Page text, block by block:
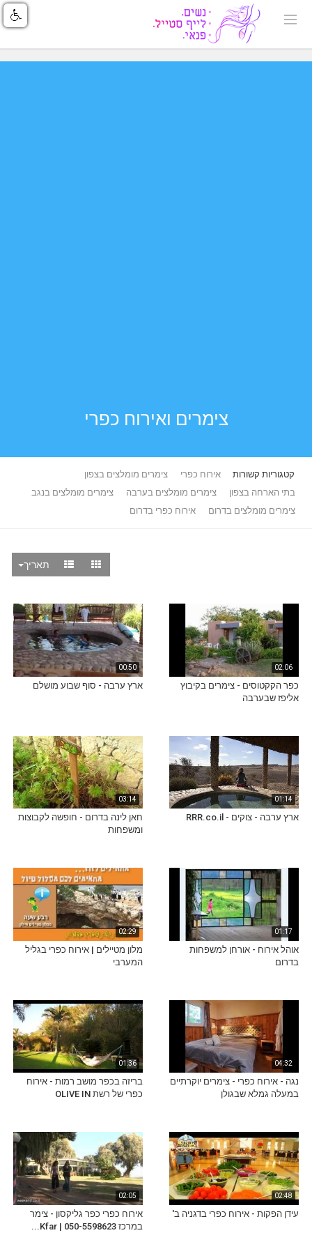
צימרים ואירוח כפרי
קטגוריות קשורות אירוח כפרי
צימרים מומלצים בצפון
בתי הארחה בצפון
צימרים מומלצים בערבה
צימרים מומלצים בנגב
צימרים מומלצים בדרום
אירוח כפרי בדרום
תאריך
02:06
כפר הקקטוסים - צימרים בקיבוץ
אליפז שבערבה
00:50
ארץ ערבה - סוף שבוע מושלם
01:14
ארץ ערבה - צוקים - RRR.co.il
03:14
חאן לינה בדרום - חופשה לקבוצות
ומשפחות
01:17
אוהל אירוח - אורחן למשפחות
בדרום
02:29
מלון מטיילים | אירוח כפרי בגליל
המערבי
04:32
נגה - אירוח כפרי - צימרים יוקרתיים
במעלה גמלא שבגולן
01:36
בריזה בכפר מושב רמות - אירוח
כפרי של רשת OLIVE IN
02:48
עידן הפקות - אירוח כפרי בדגניה ב'
02:05
אירוח כפרי כפר גליקסון - צימר
במרכז 050-5598623 | Kfar...